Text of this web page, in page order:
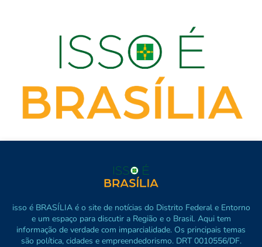
isso é BRASÍLIA é o site de notícias do Distrito Federal e Entorno
e um espaço para discutir a Região e o Brasil. Aqui tem
informação de verdade com imparcialidade. Os principais temas
são política, cidades e empreendedorismo. DRT 0010556/DF.